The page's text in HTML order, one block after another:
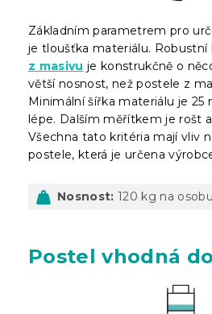
Základním parametrem pro
je tloušťka materiálu. Robustní
z masivu je konstrukčně o
větší nosnost, než postele z
Minimální šířka materiálu je 25
lépe. Dalším měřítkem je rošt
Všechna tato kritéria mají vliv
postele, která je určena
Nosnost: 120 kg na osobu
Postel vhodná